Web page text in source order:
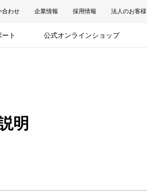
合わせ 企業情報 採用情報 法人のお客様
ト 公式オンラインショップ
明